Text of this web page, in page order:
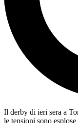
Il derby di ieri sera a
le tensioni sono